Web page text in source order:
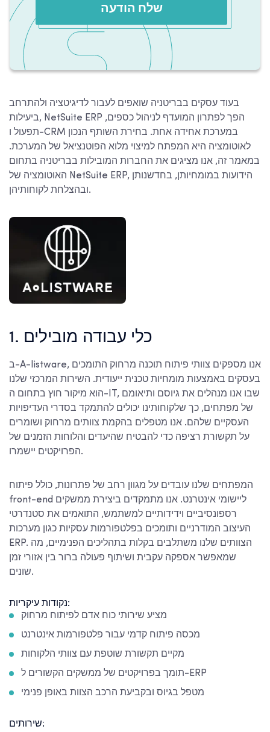
שלח הודעה
בעוד עסקים בבריטניה שואפים לעבור לדיגיטציה ולהתרחב
ביעילות, NetSuite ERP הפך לפתרון המועדף לניהול כספים,
תפעול ו-CRM במערכת אחידה אחת. בחירת השותף הנכון
לאוטומציה היא המפתח למיצוי מלוא הפוטנציאל של המערכת.
במאמר זה, אנו מציגים את החברות המובילות בבריטניה בתחום
האוטומציה של NetSuite ERP, הידועות במומחיותן, בחדשנותן
ובהצלחת לקוחותיהן.
1. כלי עבודה מובילים
ב-A-listware, אנו מספקים צוותי פיתוח תוכנה מרחוק התומכים
בעסקים באמצעות מומחיות טכנית ייעודית. השירות המרכזי שלנו
הוא מיקור חוץ בתחום ה-IT, שבו אנו מנהלים את גיוסם ותיאומם
של מפתחים, כך שלקוחותינו יכולים להתמקד בסדרי העדיפויות
העסקיים שלהם. אנו מטפלים בהקמת צוותים מרחוק ושומרים
על תקשורת רציפה כדי להבטיח שהיעדים והלוחות הזמנים של
הפרויקטים יישמרו.
המפתחים שלנו עובדים על מגוון רחב של פתרונות, כולל פיתוח
front-end ליישומי אינטרנט. אנו מתמקדים ביצירת ממשקים
רספונסיביים וידידותיים למשתמש, התואמים את סטנדרטי
העיצוב המודרניים ותומכים בפלטפורמות עסקיות כגון מערכות
ERP. הצוותים שלנו משתלבים בקלות בתהליכים הפנימיים, מה
שמאפשר אספקה עקבית ושיתוף פעולה ברור בין אזורי זמן
שונים.
נקודות עיקריות:
מציע שירותי כוח אדם לפיתוח מרחוק
מכסה פיתוח קדמי עבור פלטפורמות אינטרנט
מקיים תקשורת שוטפת עם צוותי הלקוחות
תומך בפרויקטים של ממשקים הקשורים ל-ERP
מטפל בגיוס ובקביעת הרכב הצוות באופן פנימי
שירותים: